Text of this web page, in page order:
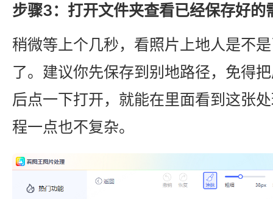
步骤3：打开文件夹查看已经保存好的
稍微等上个几秒，看照片上地人是不
了。建议你先保存到别地路径，免得
后点一下打开，就能在里面看到这张
程一点也不复杂。